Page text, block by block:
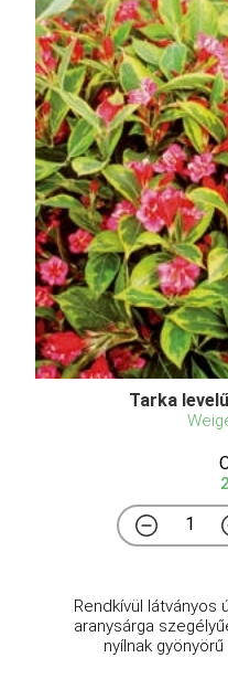
Tarka
Rendkívül látványos
aranysárga
nyílnak